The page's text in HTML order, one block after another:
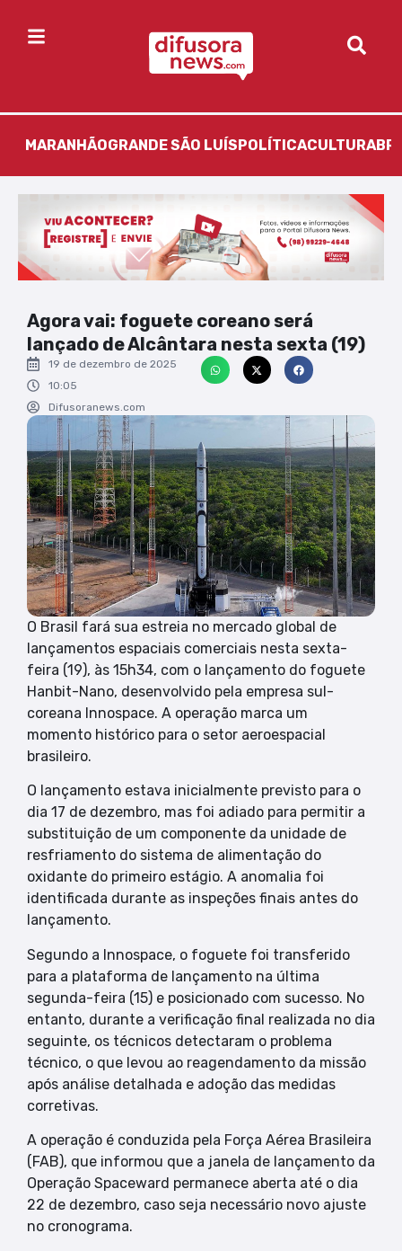
MARANHÃOGRANDE SÃO LUÍS POLÍTICACULTURA
Agora vai: foguete coreano será
lançado de Alcântara nesta sexta (19)
19 de dezembro de 2025
10:05
Difusoranews.com
O Brasil fará sua estreia no mercado global de
lançamentos espaciais comerciais nesta sexta-
feira (19), às 15h34, com o lançamento do foguete
Hanbit-Nano, desenvolvido pela empresa sul-
coreana Innospace. A operação marca um
momento histórico para o setor aeroespacial
brasileiro.
O lançamento estava inicialmente previsto para o
dia 17 de dezembro, mas foi adiado para permitir a
substituição de um componente da unidade de
resfriamento do sistema de alimentação do
oxidante do primeiro estágio. A anomalia foi
identificada durante as inspeções finais antes do
lançamento.
Segundo a Innospace, o foguete foi transferido
para a plataforma de lançamento na última
segunda-feira (15) e posicionado com sucesso. No
entanto, durante a verificação final realizada no dia
seguinte, os técnicos detectaram o problema
técnico, o que levou ao reagendamento da missão
após análise detalhada e adoção das medidas
corretivas.
A operação é conduzida pela Força Aérea Brasileira
(FAB), que informou que a janela de lançamento da
Operação Spaceward permanece aberta até o dia
22 de dezembro, caso seja necessário novo ajuste
no cronograma.